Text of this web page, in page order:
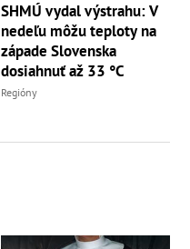
SHMÚ vydal výstrahu: V
nedeľu môžu teploty na
západe Slovenska
dosiahnuť až 33 °C
Regióny